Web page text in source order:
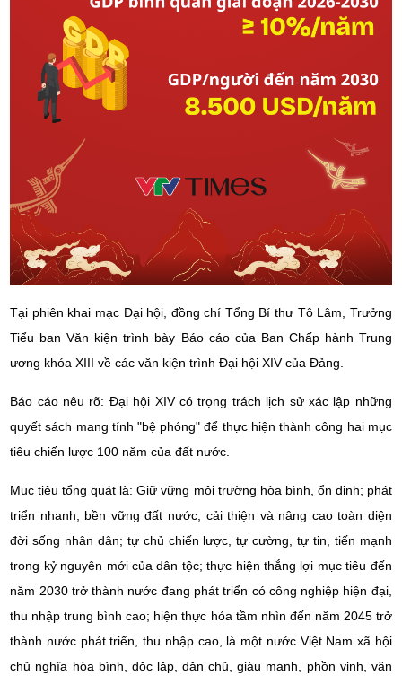
Tại phiên khai mạc Đại hội, đồng chí Tổng Bí thư Tô Lâm, Trưởng
Tiểu ban Văn kiện trình bày Báo cáo của Ban Chấp hành Trung
ương khóa XIII về các văn kiện trình Đại hội XIV của Đảng.
Báo cáo nêu rõ: Đại hội XIV có trọng trách lịch sử xác lập những
quyết sách mang tính "bệ phóng" để thực hiện thành công hai mục
tiêu chiến lược 100 năm của đất nước.
Mục tiêu tổng quát là: Giữ vững môi trường hòa bình, ổn định; phát
triển nhanh, bền vững đất nước; cải thiện và nâng cao toàn diện
đời sống nhân dân; tự chủ chiến lược, tự cường, tự tin, tiến mạnh
trong kỷ nguyên mới của dân tộc; thực hiện thắng lợi mục tiêu đến
năm 2030 trở thành nước đang phát triển có công nghiệp hiện đại,
thu nhập trung bình cao; hiện thực hóa tầm nhìn đến năm 2045 trở
thành nước phát triển, thu nhập cao, là một nước Việt Nam xã hội
chủ nghĩa hòa bình, độc lập, dân chủ, giàu mạnh, phồn vinh, văn